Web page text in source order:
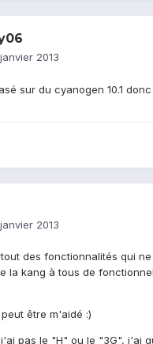
2013
sur du cyanogen 10.1 donc
2013
des fonctionnalités qui
la kang à tous de
être m'aidé :)
pas le "H" ou le "3G", j'ai